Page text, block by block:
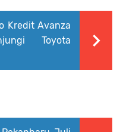
Kredit Avanza
Toyota